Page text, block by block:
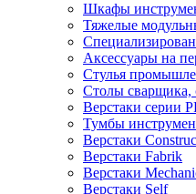
Шкафы
Тяжелые
Аксессуары на
Стулья
Столы сварщика,
Верстаки серии
Тумбы
Верстаки
Верстаки Fabrik
Верстаки
Верстаки Self